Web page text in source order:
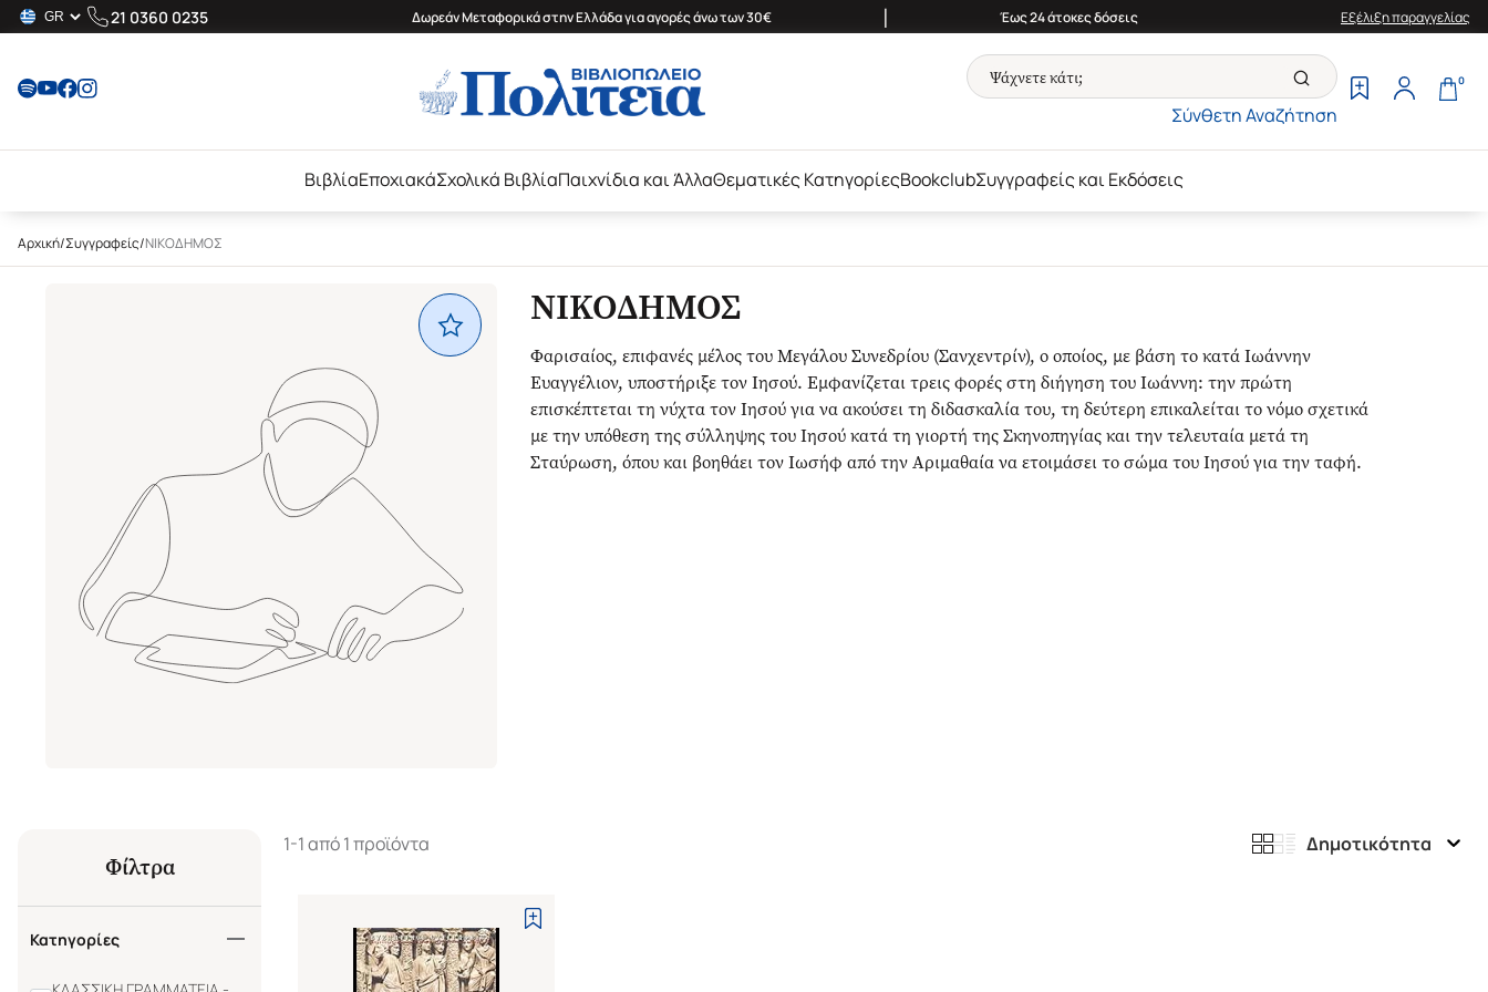
21 0360 0235 Δωρεάν Μεταφορικά στην Ελλάδα για αγορές άνω των 30€ | Έως 24 άτοκες δόσεις Εξέλιξη παραγγελίας
Σύνθετη Αναζήτηση
0
ΒιβλίαΕποχιακάΣχολικά ΒιβλίαΠαιχνίδια και ΆλλαΘεματικές ΚατηγορίεςBookclubΣυγγραφείς και Εκδόσεις
Αρχική/Συγγραφείς/ΝΙΚΟΔΗΜΟΣ
ΝΙΚΟΔΗΜΟΣ
Φαρισαίος, επιφανές μέλος του Μεγάλου Συνεδρίου (Σανχεντρίν), ο οποίος, με βάση το κατά Ιωάννην
Ευαγγέλιον, υποστήριξε τον Ιησού. Εμφανίζεται τρεις φορές στη διήγηση του Ιωάννη: την πρώτη
επισκέπτεται τη νύχτα τον Ιησού για να ακούσει τη διδασκαλία του, τη δεύτερη επικαλείται το νόμο σχετικά
με την υπόθεση της σύλληψης του Ιησού κατά τη γιορτή της Σκηνοπηγίας και την τελευταία μετά τη
Σταύρωση, όπου και βοηθάει τον Ιωσήφ από την Αριμαθαία να ετοιμάσει το σώμα του Ιησού για την ταφή.
Φίλτρα
Κατηγορίες
1-1 από 1 προϊόντα Δημοτικότητα